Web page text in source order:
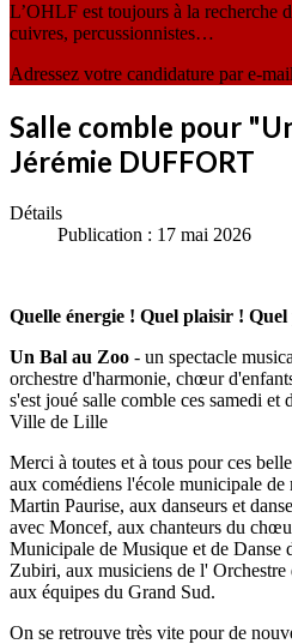
L’OHLF est toujours à la recherche
cuivres, percussionnistes…
Adressez votre candidature par e-
Salle comble pour
Jérémie DUFFORT
Détails
Publication : 17 mai 2026
Quelle énergie ! Quel plaisir !
Un Bal au Zoo - un spectacle
orchestre d'harmonie, chœur
s'est joué salle comble ces samedi et
Ville de Lille
Merci à toutes et à tous pour ces
aux comédiens l'école municipale
Martin Paurise, aux danseurs et
avec Moncef, aux chanteurs du
Municipale de Musique et de
Zubiri, aux musiciens de l'
aux équipes du Grand Sud.
On se retrouve très vite pour de